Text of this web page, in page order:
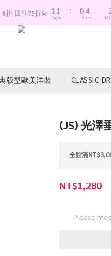
𝟖折 四件𝟕𝟓折💫 1
0
1
0
Days
:
04
3
Hours
:
版型歐美洋裝 CLASSIC
(JS) 光澤
全館滿
NT$1,280
Please